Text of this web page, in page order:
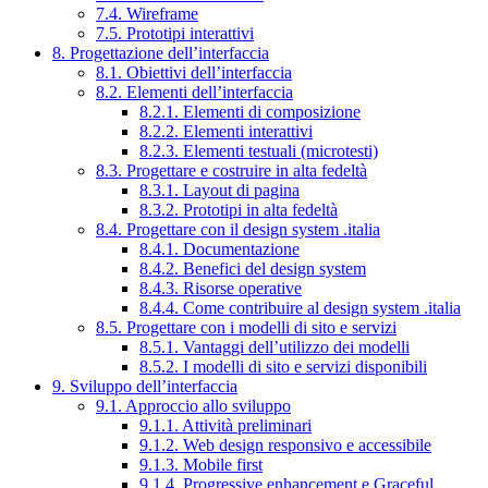
7.4. Wireframe
7.5. Prototipi interattivi
8. Progettazione dell’interfaccia
8.1. Obiettivi dell’interfaccia
8.2. Elementi dell’interfaccia
8.2.1. Elementi di composizione
8.2.2. Elementi interattivi
8.2.3. Elementi testuali (microtesti)
8.3. Progettare e costruire in alta fedeltà
8.3.1. Layout di pagina
8.3.2. Prototipi in alta fedeltà
8.4. Progettare con il design system .italia
8.4.1. Documentazione
8.4.2. Benefici del design system
8.4.3. Risorse operative
8.4.4. Come contribuire al design system .italia
8.5. Progettare con i modelli di sito e servizi
8.5.1. Vantaggi dell’utilizzo dei modelli
8.5.2. I modelli di sito e servizi disponibili
9. Sviluppo dell’interfaccia
9.1. Approccio allo sviluppo
9.1.1. Attività preliminari
9.1.2. Web design responsivo e accessibile
9.1.3. Mobile first
9.1.4. Progressive enhancement e Graceful